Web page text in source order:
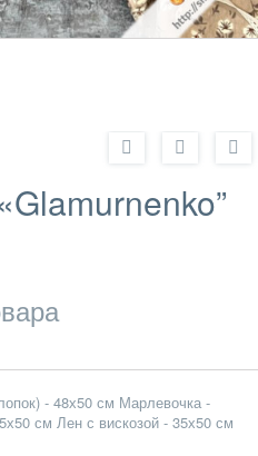
- 48х50 см Марлевочка -
см Лен с вискозой - 35х50 см